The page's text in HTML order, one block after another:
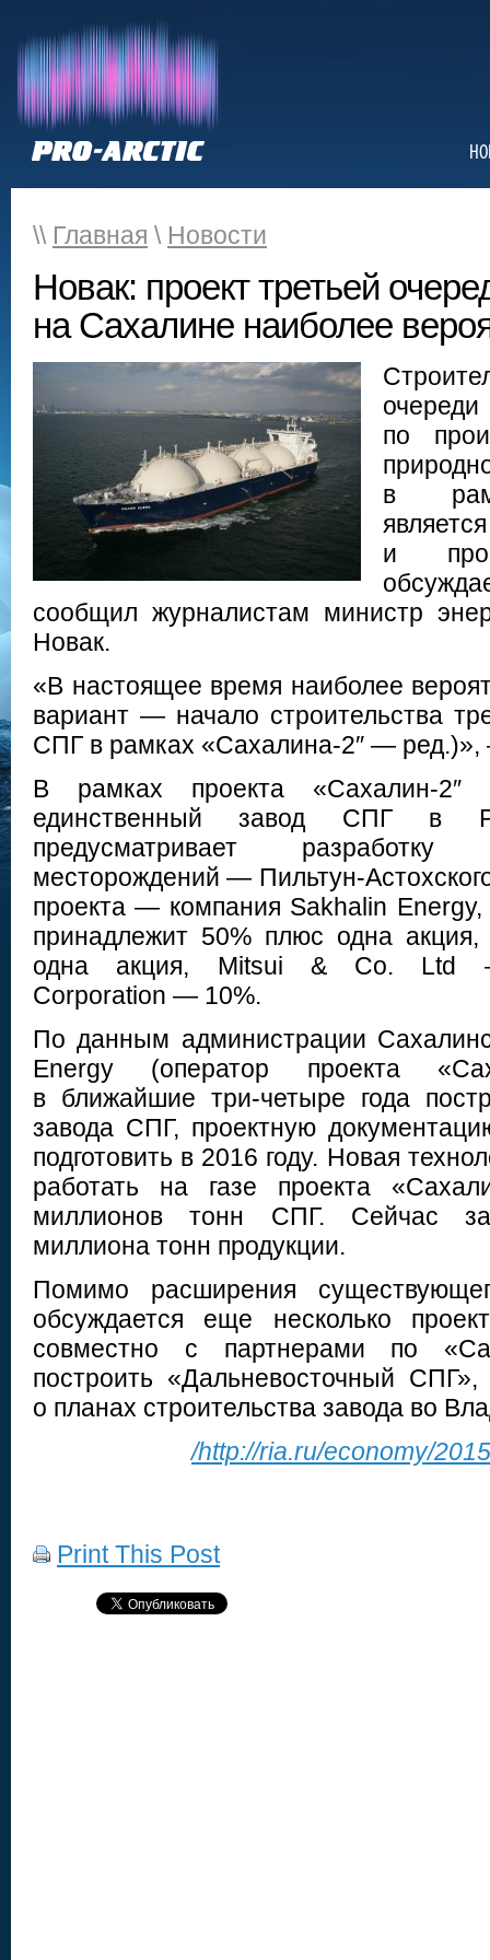
\\ Главная \ Новости
Новак: проект третьей
на Сахалине наиболее
по
в
и
сообщил журналистам министр
Новак.
«В настоящее время наиболее
вариант — начало строительства
СПГ в рамках «Сахалина-2″ — ред.)»,
В рамках проекта «Сахалин-2″
единственный завод СПГ в
предусматривает
месторождений — Пильтун-
проекта — компания Sakhalin Energy,
принадлежит 50% плюс одна
одна акция, Mitsui & Co. Ltd
Corporation — 10%.
По данным администрации
Energy (оператор проекта
в ближайшие три-четыре года
завода СПГ, проектную
подготовить в 2016 году. Новая
работать на газе проекта
миллионов тонн СПГ. Сейчас
миллиона тонн продукции.
Помимо расширения
обсуждается еще несколько
совместно с партнерами по
построить «Дальневосточный
о планах строительства завода во
/http://ria.ru/economy/
Print This Post